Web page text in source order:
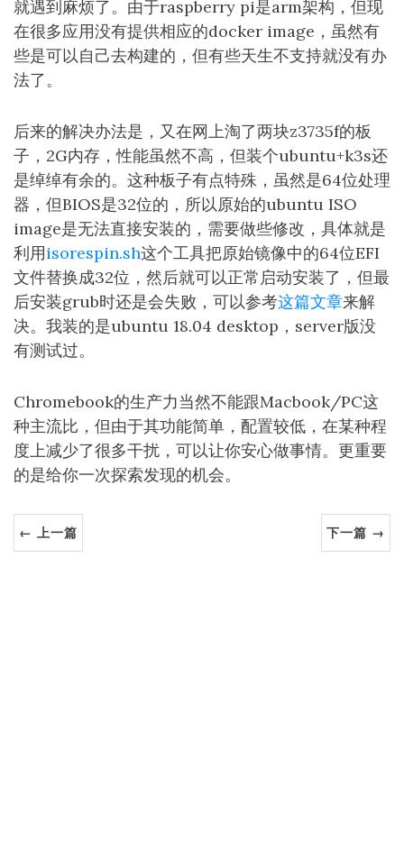
就遇到麻烦了。由于raspberry pi是arm架构，但现
在很多应用没有提供相应的docker image，虽然有
些是可以自己去构建的，但有些天生不支持就没有办
法了。
后来的解决办法是，又在网上淘了两块z3735f的板
子，2G内存，性能虽然不高，但装个ubuntu+k3s还
是绰绰有余的。这种板子有点特殊，虽然是64位处理
器，但BIOS是32位的，所以原始的ubuntu ISO
image是无法直接安装的，需要做些修改，具体就是
利用isorespin.sh这个工具把原始镜像中的64位EFI
文件替换成32位，然后就可以正常启动安装了，但最
后安装grub时还是会失败，可以参考这篇文章来解
决。我装的是ubuntu 18.04 desktop，server版没
有测试过。
Chromebook的生产力当然不能跟Macbook/PC这
种主流比，但由于其功能简单，配置较低，在某种程
度上减少了很多干扰，可以让你安心做事情。更重要
的是给你一次探索发现的机会。
← 上一篇 下一篇 →